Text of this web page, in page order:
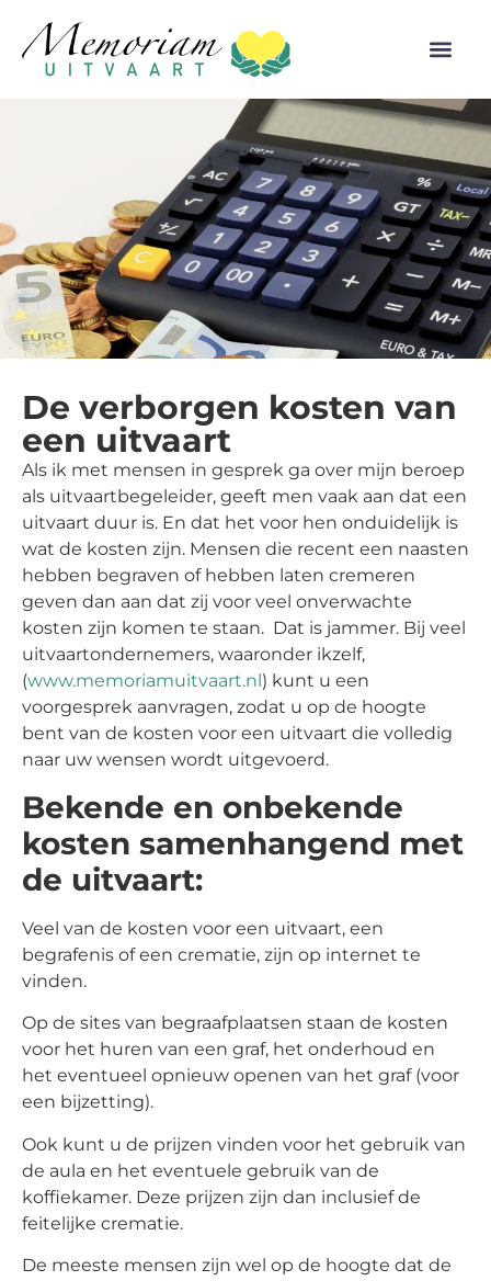
De verborgen kosten van
een uitvaart
Als ik met mensen in gesprek ga over mijn beroep
als uitvaartbegeleider, geeft men vaak aan dat een
uitvaart duur is. En dat het voor hen onduidelijk is
wat de kosten zijn. Mensen die recent een naasten
hebben begraven of hebben laten cremeren
geven dan aan dat zij voor veel onverwachte
kosten zijn komen te staan. Dat is jammer. Bij veel
uitvaartondernemers, waaronder ikzelf,
(www.memoriamuitvaart.nl ) kunt u een
voorgesprek aanvragen, zodat u op de hoogte
bent van de kosten voor een uitvaart die volledig
naar uw wensen wordt uitgevoerd.
Bekende en onbekende
kosten samenhangend met
de uitvaart:
Veel van de kosten voor een uitvaart, een
begrafenis of een crematie, zijn op internet te
vinden.
Op de sites van begraafplaatsen staan de kosten
voor het huren van een graf, het onderhoud en
het eventueel opnieuw openen van het graf (voor
een bijzetting).
Ook kunt u de prijzen vinden voor het gebruik van
de aula en het eventuele gebruik van de
koffiekamer. Deze prijzen zijn dan inclusief de
feitelijke crematie.
De meeste mensen zijn wel op de hoogte dat de